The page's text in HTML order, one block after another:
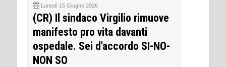
Lunedì 15 Giugno 2026
(CR) Il sindaco Virgilio rimuove
manifesto pro vita davanti
ospedale. Sei d'accordo SI-NO-
NON SO